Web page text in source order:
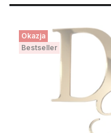
Okazja
Bestseller